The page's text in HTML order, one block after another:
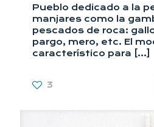
Pueblo dedicado a la
manjares como la
pescados de roca:
pargo, mero, etc. El
característico para […]
3